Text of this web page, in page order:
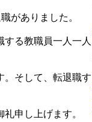
がありました。
る教職員一人一人
そして、転退職す
申し上げます。